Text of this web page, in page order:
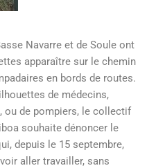
Navarre et de Soule ont
apparaître sur le chemin
en bords de routes.
de médecins,
ou de pompiers, le collectif
souhaite dénoncer le
depuis le 15 septembre,
aller travailler, sans